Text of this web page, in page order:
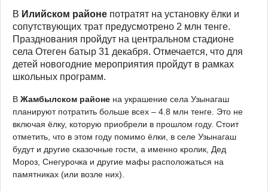
В Илийском районе потратят на установку ёлки и
сопутствующих трат предусмотрено 2 млн тенге.
Празднования пройдут на центральном стадионе
села Отеген батыр 31 декабря. Отмечается, что для
детей новогодние мероприятия пройдут в рамках
школьных программ.
В Жамбылском районе на украшение села Узынагаш
планируют потратить больше всех – 4.8 млн тенге. Это не
включая ёлку, которую приобрели в прошлом году. Стоит
отметить, что в этом году помимо ёлки, в селе Узынагаш
будут и другие сказочные гости, а именно кролик, Дед
Мороз, Снегурочка и другие мафы расположаться на
памятниках (или возле них).